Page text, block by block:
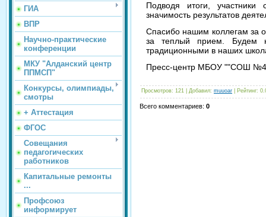
ГИА
ВПР
Научно-практические
конференции
МКУ "Алданский центр
ППМСП"
Конкурсы, олимпиады,
смотры
+ Аттестация
ФГОС
Совещания
педагогических
работников
Капитальные ремонты
...
Профсоюз
информирует
Подводя итоги, участники
значимость результатов
Спасибо нашим коллегам за
за теплый прием. Будем
традиционными в наших
Пресс-центр МБОУ ""СОШ №4
Просмотров: 121 | Добавил: muuoar Рейтинг:
Всего комментариев: 0